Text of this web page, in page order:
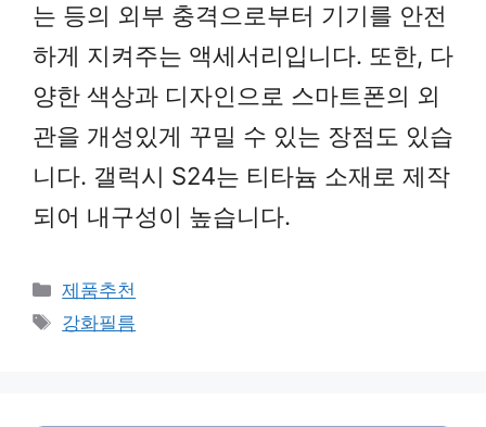
는 등의 외부 충격으로부터 기기를 안전
하게 지켜주는 액세서리입니다. 또한, 다
양한 색상과 디자인으로 스마트폰의 외
관을 개성있게 꾸밀 수 있는 장점도 있습
니다. 갤럭시 S24는 티타늄 소재로 제작
되어 내구성이 높습니다.
Categories
제품추천
Tags
강화필름